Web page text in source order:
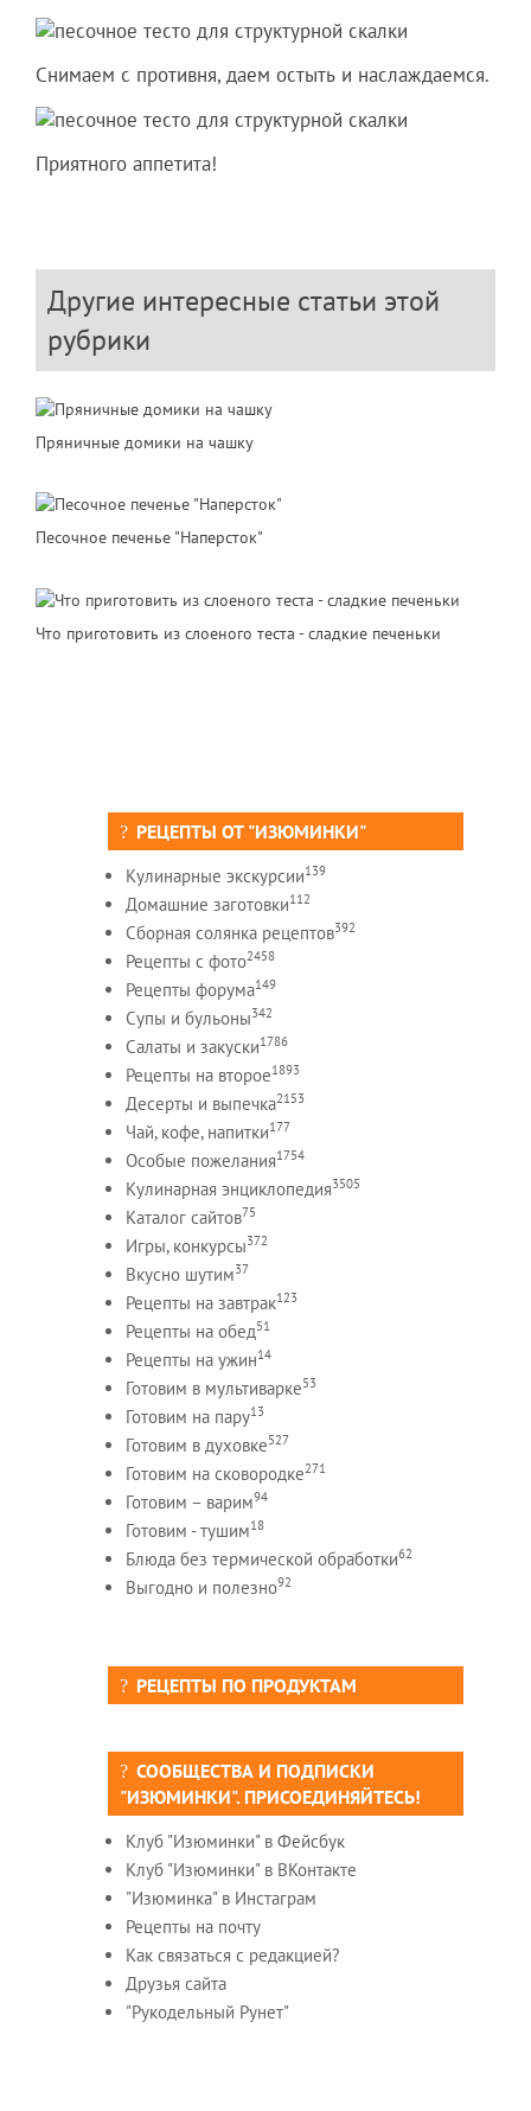
Снимаем с противня, даем остыть и наслаждаемся.
Приятного аппетита!
Другие интересные статьи этой
рубрики
Пряничные домики на чашку
Песочное печенье "Наперсток"
Что приготовить из слоеного теста - сладкие печеньки
РЕЦЕПТЫ ОТ "ИЗЮМИНКИ"
Кулинарные экскурсии139
Домашние заготовки112
Сборная солянка рецептов392
Рецепты c фото2458
Рецепты форума149
Супы и бульоны342
Салаты и закуски1786
Рецепты на второе1893
Десерты и выпечка2153
Чай, кофе, напитки177
Особые пожелания1754
Кулинарная энциклопедия3505
Каталог сайтов75
Игры, конкурсы372
Вкусно шутим37
Рецепты на завтрак123
Рецепты на обед51
Рецепты на ужин14
Готовим в мультиварке53
Готовим на пару13
Готовим в духовке527
Готовим на сковородке271
Готовим – варим94
Готовим - тушим18
Блюда без термической обработки62
Выгодно и полезно92
РЕЦЕПТЫ ПО ПРОДУКТАМ
СООБЩЕСТВА И ПОДПИСКИ
"ИЗЮМИНКИ". ПРИСОЕДИНЯЙТЕСЬ!
Клуб "Изюминки" в Фейсбук
Клуб "Изюминки" в ВКонтакте
"Изюминка" в Инстаграм
Рецепты на почту
Как связаться с редакцией?
Друзья сайта
"Рукодельный Рунет"